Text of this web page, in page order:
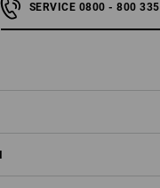
SERVICE 0800 - 800 335